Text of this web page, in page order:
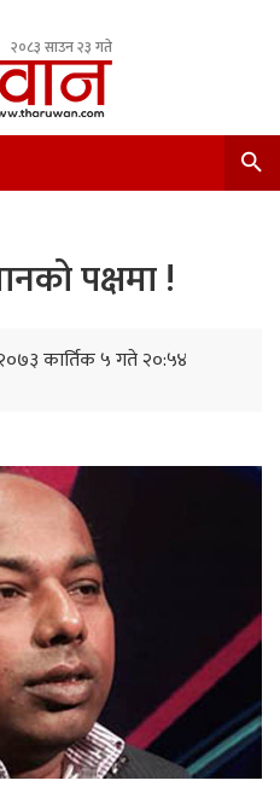
२०८३ साउन २३ गते
पक्षमा !
कार्तिक ५ गते २०:५४